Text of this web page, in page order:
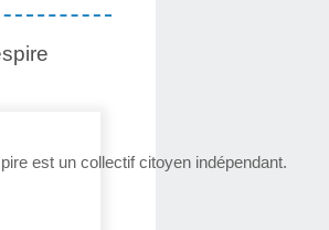
est un collectif citoyen indépendant.